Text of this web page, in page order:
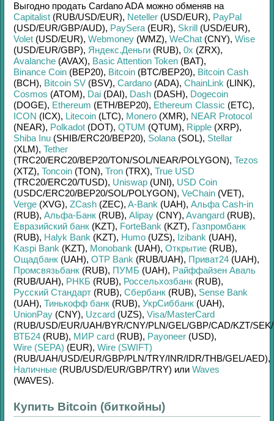
Выгодно продать Cardano ADA можно обменяв на
Capitalist (RUB/USD/EUR), Neteller (USD/EUR), PayPal
(USD/EUR/GBP/AUD), PaySera (EUR), Skrill (USD/EUR),
Volet (USD/EUR), Webmoney (WMZ), WeChat (CNY), Wise
(USD/EUR/GBP), Яндекс.Деньги (RUB), 0x (ZRX),
Avalanche (AVAX), Basic Attention Token (BAT),
Binance Coin (BEP20), Bitcoin (BTC/BEP20), Bitcoin Cash
(BCH), Bitcoin SV (BSV), Cardano (ADA), ChainLink (LINK),
Cosmos (ATOM), Dai (DAI), Dash (DASH), Dogecoin
(DOGE), Ethereum (ETH/BEP20), Ethereum Classic (ETC),
ICON (ICX), Litecoin (LTC), Monero (XMR), NEAR Protocol
(NEAR), Polkadot (DOT), QTUM (QTUM), Ripple (XRP),
Shiba Inu (SHIB/ERC20/BEP20), Solana (SOL), Stellar
(XLM), Tether
(TRC20/ERC20/BEP20/TON/SOL/NEAR/POLYGON), Tezos
(XTZ), Toncoin (TON), Tron (TRX), True USD
(TRC20/ERC20/TUSD), Uniswap (UNI), USD Coin
(USDC/ERC20/BEP20/SOL/POLYGON), VeChain (VET),
Verge (XVG), ZCash (ZEC), A-Bank (UAH), Альфа Cash-in
(RUB), Альфа-Банк (RUB), Alipay (CNY), Avangard (RUB),
Евразийский банк (KZT), ForteBank (KZT), Газпромбанк
(RUB), Halyk Bank (KZT), Humo (UZS), Izibank (UAH),
Kaspi Bank (KZT), Monobank (UAH), Открытие (RUB),
Ощадбанк (UAH), OTP Bank (RUB/UAH), Приват24 (UAH),
Промсвязьбанк (RUB), ПУМБ (UAH), Райффайзен Аваль
(RUB/UAH), РНКБ (RUB), Россельхозбанк (RUB),
Русский Стандарт (RUB), Сбербанк (RUB), Sense Bank
(UAH), Тинькофф банк (RUB), УкрСиббанк (UAH),
UnionPay (CNY), Uzcard (UZS), Visa/MasterCard
(RUB/USD/EUR/UAH/BYR/CNY/PLN/GEL/GBP/CAD/KZT/SEK/
ВТБ24 (RUB), МИР card (RUB), Payoneer (USD),
Wire (SEPA) (EUR), Wire (SWIFT)
(RUB/UAH/USD/EUR/GBP/PLN/TRY/INR/IDR/THB/GEL/AED),
Наличные (RUB/USD/EUR/GBP/TRY) или Waves
(WAVES).
Купить Bitcoin (биткойны)